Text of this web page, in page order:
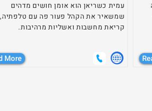
עמית כשריאן הוא אומן חושים מדהים
שמשאיר את הקהל פעור פה עם טלפתיה,
קריאת מחשבות ואשליות מרהיבות.
More